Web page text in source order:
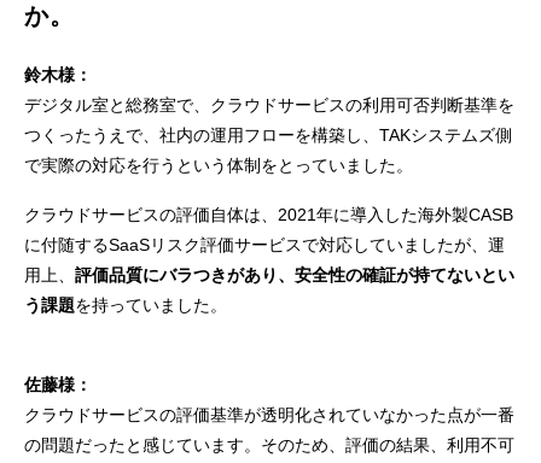
か。
鈴木様：
デジタル室と総務室で、クラウドサービスの利用可否判断基準を
つくったうえで、社内の運用フローを構築し、TAKシステムズ側
で実際の対応を行うという体制をとっていました。
クラウドサービスの評価自体は、2021年に導入した海外製CASB
に付随するSaaSリスク評価サービスで対応していましたが、運
用上、 評価品質にバラつきがあり、安全性の確証が持てないとい
う課題を持っていました。
佐藤様：
クラウドサービスの評価基準が透明化されていなかった点が一番
の問題だったと感じています。そのため、評価の結果、利用不可